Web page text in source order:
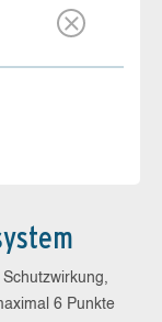
6 Punkte